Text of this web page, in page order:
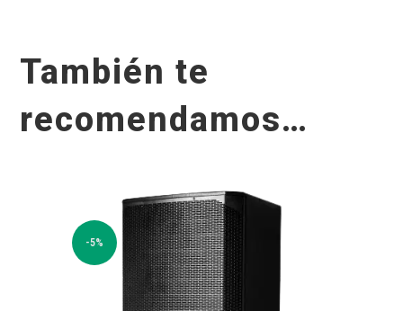
También te
recomendamos…
-5%